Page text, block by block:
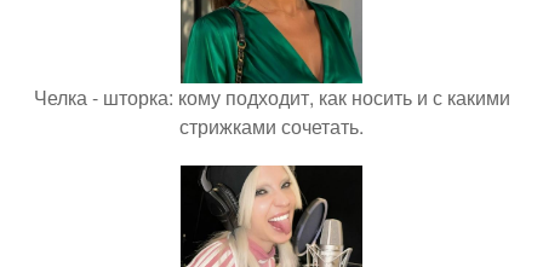
Челка - шторка: кому подходит, как носить и с какими
стрижками сочетать.